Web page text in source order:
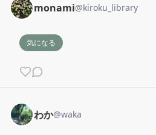
monami@kiroku_library
気になる
わか@waka